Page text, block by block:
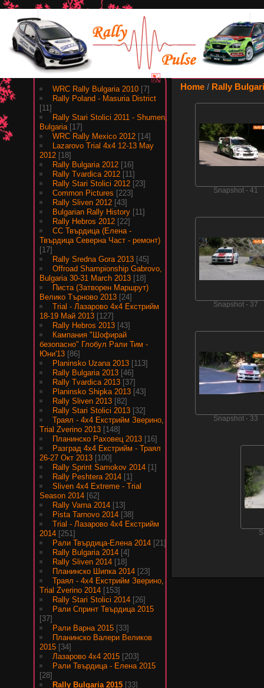
Albums
WRC Rally Bulgaria 2010 [7]
Rally Poland - Masuria District
[11]
Rally Stari Stolici 2011 - Shumen,
Bulgaria [17]
WRC Rally Mexico 2012 [14]
Lazarovo Trial 4x4 12-13 May
2012 [18]
Rally Bulgaria 2012 [16]
Rally Tvardica 2012 [11]
Rally Stari Stolici 2012 [23]
Common Pictures [223]
Rally Sliven 2012 [43]
Bulgarian Rally History [11]
Rally Hebros 2012 [22]
СС Твърдица (Елена -
Твърдица Северна Част - ремонт)
[17]
Rally Sredna Gora 2013 [45]
Offroad Shampionship Gabrovo,
Bulgaria 30-31 March 2013 [18]
Писта (Затворен Маршрут)
Велико Търново 2013 [24]
Trial - Лазарово 4х4 Екстрийм
18-19 Май 2013 [127]
Rally Hebros 2013 [43]
Кампания "Шофирай
безопасно" Глобул Рали Тим -
Юни'13 [86]
Planinsko Uzana 2013 [113]
Rally Bulgaria 2013 [46]
Rally Tvardica 2013 [37]
Planinsko Shipka 2013 [43]
Rally Sliven 2013 [82]
Rally Stari Stolici 2013 [32]
Траял - 4х4 Екстрийм Зверино,
Trial Zverino 2013 [148]
Планинско Раховец 2013 [16]
Разград 4х4 Екстрийм - Траял
26-27 Окт 2013 [100]
Rally Sprint Samokov 2014 [1]
Rally Peshtera 2014 [1]
Sliven 4x4 Extreme - Trial
Season 2014 [62]
Rally Varna 2014 [13]
Pista Tarnovo 2014 [38]
Trial - Лазарово 4х4 Екстрийм
2014 [251]
Рали Твърдица-Елена 2014 [21]
Rally Bulgaria 2014 [4]
Rally Sliven 2014 [18]
Планинско Шипка 2014 [23]
Траял - 4х4 Екстрийм Зверино,
Trial Zverino 2014 [153]
Rally Stari Stolici 2014 [26]
Рали Спринт Твърдица 2015
[37]
Рали Варна 2015 [33]
Планинско Валери Великов
2015 [34]
Лазарово 4х4 2015 [203]
Рали Твърдица - Елена 2015
[28]
Rally Bulgaria 2015 [33]
Home / Rally
Snapshot - 41
Snapshot - 37
Snapshot - 33